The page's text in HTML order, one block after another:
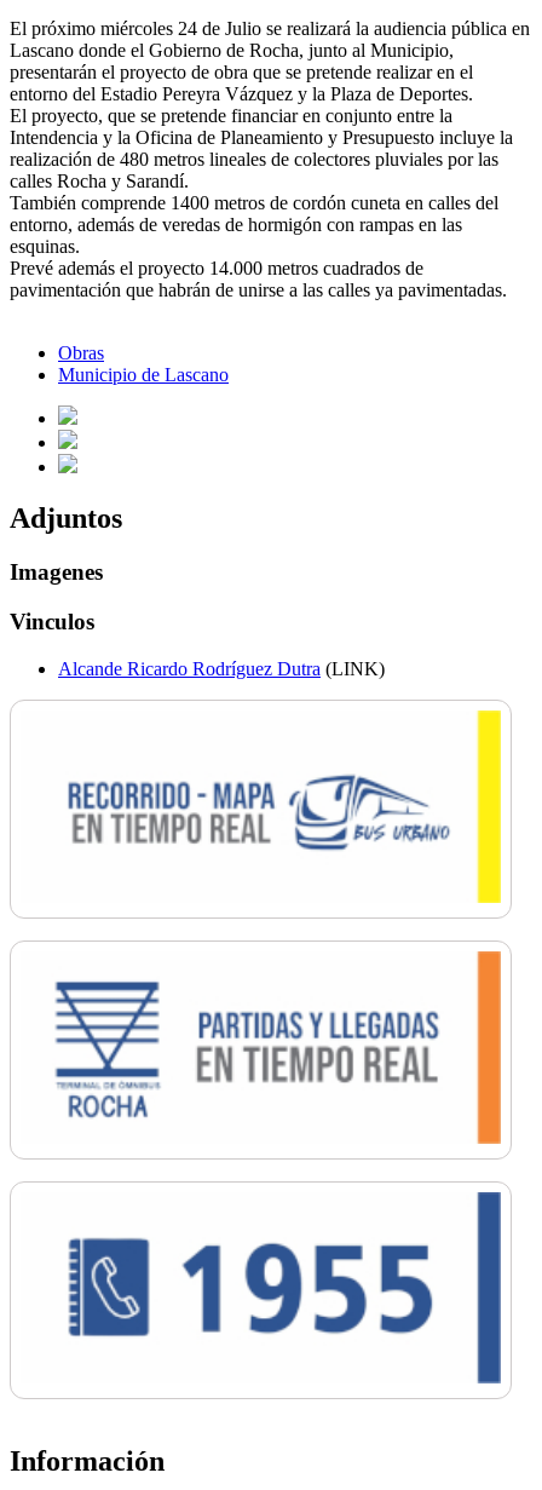
El próximo miércoles 24 de Julio se realizará la audiencia pública en
Lascano donde el Gobierno de Rocha, junto al Municipio,
presentarán el proyecto de obra que se pretende realizar en el
entorno del Estadio Pereyra Vázquez y la Plaza de Deportes.
El proyecto, que se pretende financiar en conjunto entre la
Intendencia y la Oficina de Planeamiento y Presupuesto incluye la
realización de 480 metros lineales de colectores pluviales por las
calles Rocha y Sarandí.
También comprende 1400 metros de cordón cuneta en calles del
entorno, además de veredas de hormigón con rampas en las
esquinas.
Prevé además el proyecto 14.000 metros cuadrados de
pavimentación que habrán de unirse a las calles ya pavimentadas.
Obras
Municipio de Lascano
Adjuntos
Imagenes
Vinculos
Alcande Ricardo Rodríguez Dutra (LINK)
Información